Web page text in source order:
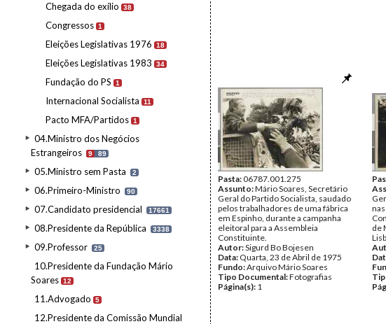
Chegada do exílio 38
Congressos 1
Eleições Legislativas 1976 18
Eleições Legislativas 1983 34
Fundação do PS 1
Internacional Socialista 11
Pacto MFA/Partidos 1
04.Ministro dos Negócios
Estrangeiros
9 89
05.Ministro sem Pasta 2
06.Primeiro-Ministro 90
07.Candidato presidencial 17661
08.Presidente da República 3338
09.Professor 25
10.Presidente da Fundação Mário
Soares 12
11.Advogado 5
12.Presidente da Comissão Mundial
Pasta:06787.001.275
Assunto:Mário Soares, Secretário
Geral do Partido Socialista, saudado
pelos trabalhadores de uma fábrica
em Espinho, durante a campanha
eleitoral para a Assembleia
Constituinte.
Autor:Sigurd Bo Bojesen
Data: Quarta, 23 de Abril de 1975
Fundo:Arquivo Mário Soares
Tipo Documental:Fotografias
Página(s): 1
de